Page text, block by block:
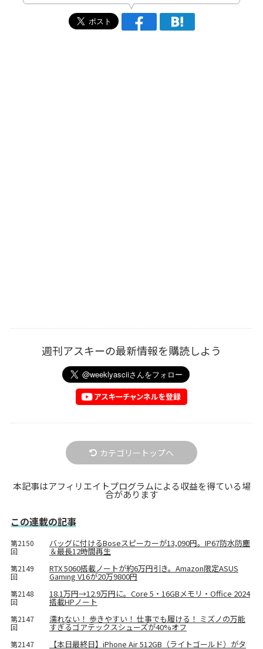
週刊アスキーの最新情報を購読しよう
カテゴリートップへ
本記事はアフィリエイトプログラムによる収益を得ている場
合があります
この連載の記事
第2150
回
バッグに付けるBoseスピーカーが13,090円。IP67防水防塵
＆最長12時間再生
第2149
回
RTX 5060搭載ノートが約6万円引き。Amazon限定ASUS
Gaming V16が20万9800円
第2148
回
18.1万円→12.9万円に。Core 5・16GBメモリ・Office 2024
搭載HPノート
第2147
回
濡れない！ 歩きやすい！ 仕事でも履ける！ ミズノの万能
すぎるゴアテックスシューズが40%オフ
第2147
【本日最終日】iPhone Air 512GB（ライトゴールド）がタ